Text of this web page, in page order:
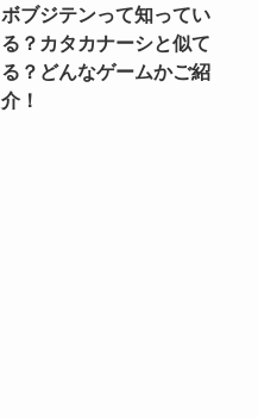
ボブジテンって知ってい
る？カタカナーシと似て
る？どんなゲームかご紹
介！